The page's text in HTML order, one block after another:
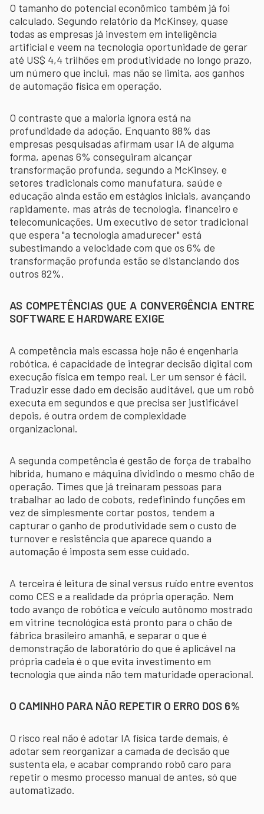
O tamanho do potencial econômico também já foi
calculado. Segundo relatório da McKinsey, quase
todas as empresas já investem em inteligência
artificial e veem na tecnologia oportunidade de gerar
até US$ 4,4 trilhões em produtividade no longo prazo,
um número que inclui, mas não se limita, aos ganhos
de automação física em operação.
O contraste que a maioria ignora está na
profundidade da adoção. Enquanto 88% das
empresas pesquisadas afirmam usar IA de alguma
forma, apenas 6% conseguiram alcançar
transformação profunda, segundo a McKinsey, e
setores tradicionais como manufatura, saúde e
educação ainda estão em estágios iniciais, avançando
rapidamente, mas atrás de tecnologia, financeiro e
telecomunicações. Um executivo de setor tradicional
que espera "a tecnologia amadurecer" está
subestimando a velocidade com que os 6% de
transformação profunda estão se distanciando dos
outros 82%.
AS COMPETÊNCIAS QUE A CONVERGÊNCIA ENTRE
SOFTWARE E HARDWARE EXIGE
A competência mais escassa hoje não é engenharia
robótica, é capacidade de integrar decisão digital com
execução física em tempo real. Ler um sensor é fácil.
Traduzir esse dado em decisão auditável, que um robô
executa em segundos e que precisa ser justificável
depois, é outra ordem de complexidade
organizacional.
A segunda competência é gestão de força de trabalho
híbrida, humano e máquina dividindo o mesmo chão de
operação. Times que já treinaram pessoas para
trabalhar ao lado de cobots, redefinindo funções em
vez de simplesmente cortar postos, tendem a
capturar o ganho de produtividade sem o custo de
turnover e resistência que aparece quando a
automação é imposta sem esse cuidado.
A terceira é leitura de sinal versus ruído entre eventos
como CES e a realidade da própria operação. Nem
todo avanço de robótica e veículo autônomo mostrado
em vitrine tecnológica está pronto para o chão de
fábrica brasileiro amanhã, e separar o que é
demonstração de laboratório do que é aplicável na
própria cadeia é o que evita investimento em
tecnologia que ainda não tem maturidade operacional.
O CAMINHO PARA NÃO REPETIR O ERRO DOS 6%
O risco real não é adotar IA física tarde demais, é
adotar sem reorganizar a camada de decisão que
sustenta ela, e acabar comprando robô caro para
repetir o mesmo processo manual de antes, só que
automatizado.